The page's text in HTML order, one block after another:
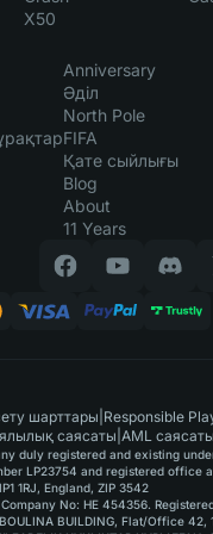
X50
Anniversary
Әділ
North Pole
FIFA
Қате сыйлығы
Blog
About
11 Years
шарттары Responsible
саясаты AML саясаты
duly registered and existing
LP23754 and registered office
1RJ, England, ZIP 3542
Company No: HE 454356.
BUILDING, Flat/Office 42,